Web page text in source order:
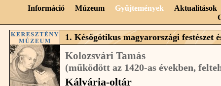
Információ Múzeum Gyűjtemények
Aktualitások
1. Későgótikus magyarországi festészet
Kolozsvári Tamás
(működött az 1420-as években,
Kálvária-oltár